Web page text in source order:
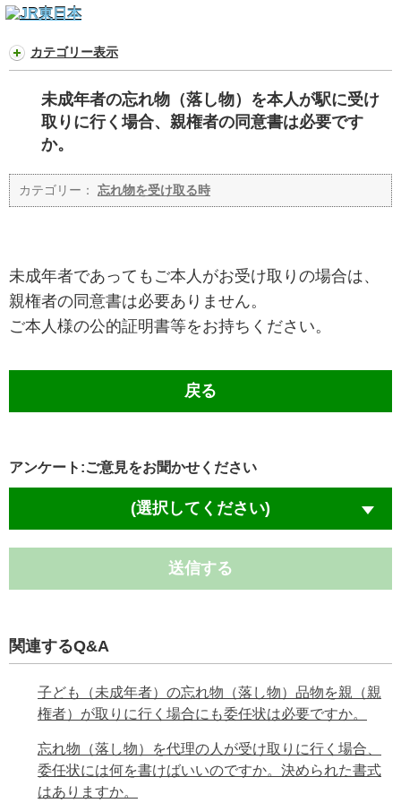
カテゴリー表示
未成年者の忘れ物（落し物）を本人が駅に受け
取りに行く場合、親権者の同意書は必要です
か。
カテゴリー： 忘れ物を受け取る時
未成年者であってもご本人がお受け取りの場合は、
親権者の同意書は必要ありません。
ご本人様の公的証明書等をお持ちください。
戻る
アンケート:ご意見をお聞かせください
(選択してください)
送信する
関連するQ&A
子ども（未成年者）の忘れ物（落し物）品物を親（親
権者）が取りに行く場合にも委任状は必要ですか。
忘れ物（落し物）を代理の人が受け取りに行く場合、
委任状には何を書けばいいのですか。決められた書式
はありますか。